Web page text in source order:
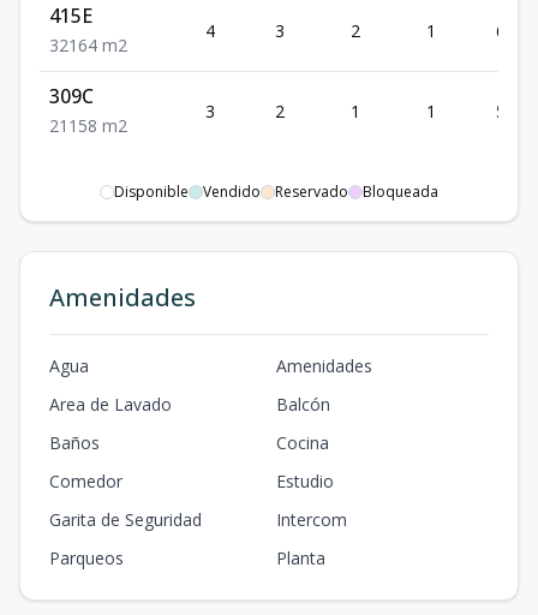
415E
321 64 m2
4 3 2 1 64
309C
21 1 58 m2
3 2 1 1 58
Disponible Vendido Reservado Bloqueada
Amenidades
Agua
Amenidades
Area de Lavado
Balcón
Baños
Cocina
Comedor
Estudio
Garita de Seguridad
Intercom
Parqueos
Planta